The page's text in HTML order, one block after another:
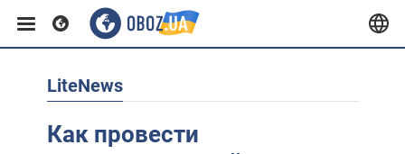
ЕвропаLiteNews
Как провести